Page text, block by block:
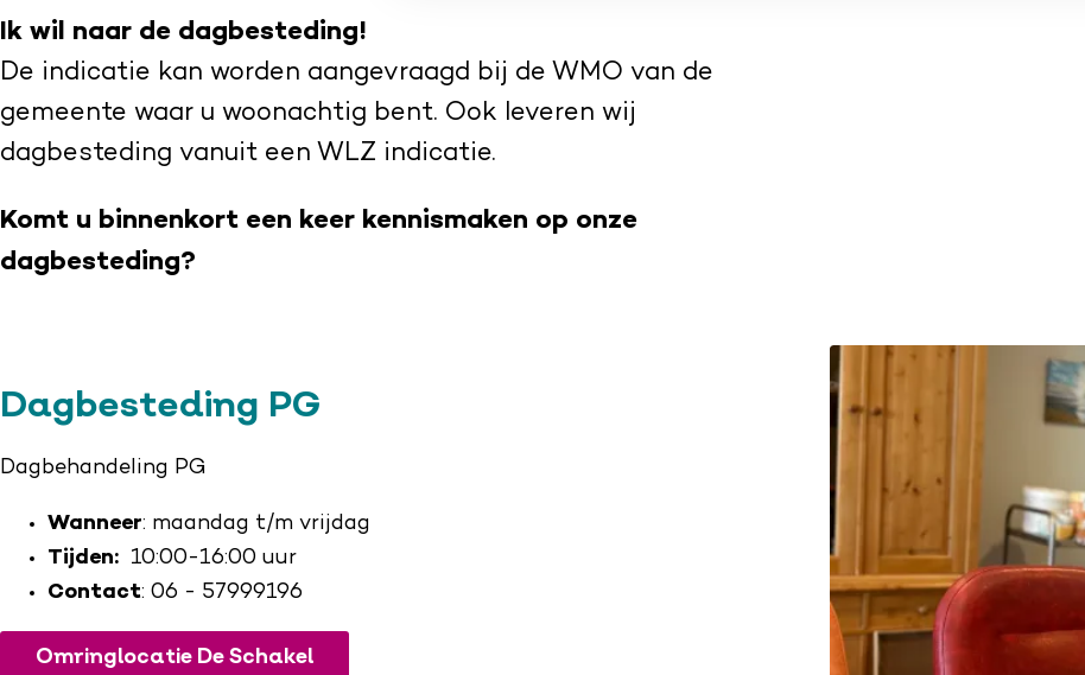
Ik wil naar de dagbesteding!
De indicatie kan worden aangevraagd bij de WMO van de
gemeente waar u woonachtig bent. Ook leveren wij
dagbesteding vanuit een WLZ indicatie.
Komt u binnenkort een keer kennismaken op onze
dagbesteding?
Dagbesteding PG
Dagbehandeling PG
Wanneer: maandag t/m vrijdag
Tijden: 10:00-16:00 uur
Contact: 06 - 57999196
Omringlocatie De Schakel